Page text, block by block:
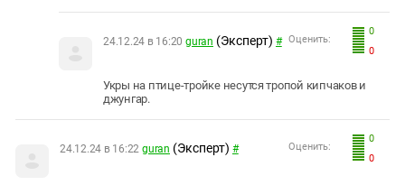
0
0
Оценить:
24.12.24 в 16:20 guran (Эксперт) #
Укры на птице-тройке несутся тропой кипчаков и
джунгар.
0
0
Оценить:
24.12.24 в 16:22 guran (Эксперт) #